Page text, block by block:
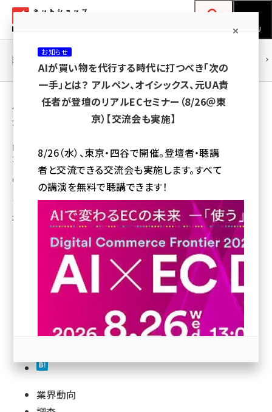
ン
ネットショップ担当者フォーラム
MENU
yahoo (1898)
楽天 (1869)
アスクル (1115)
base (1070)
ビィ・フォアード (772)
revico (738)
連載・特集 |
用語「バルク」 が使われている記事の一覧
全 2 記事中 1 ～ 2 を表示中
ECの利用金額が多いのは60代、女性は年間
22万円で男性19万円。年齢下がると額も減少
60代の男性の平均利用額は19万3608円で、女性は22万6089円
瀧川 正実
2015年6月9日 8:00
業界動向
お知らせ
AIが買い物を代行する時代に打つべき「次の
一手」とは？ アルペン、オイシックス、元UA責
任者が登壇のリアルECセミナー（8/26＠東
京）【交流会も実施】
8/26（水）、東京・四谷で開催。登壇者・聴講
者と交流できる交流会も実施します。すべて
の講演を無料で聴講できます！
参加登録はこちら↑